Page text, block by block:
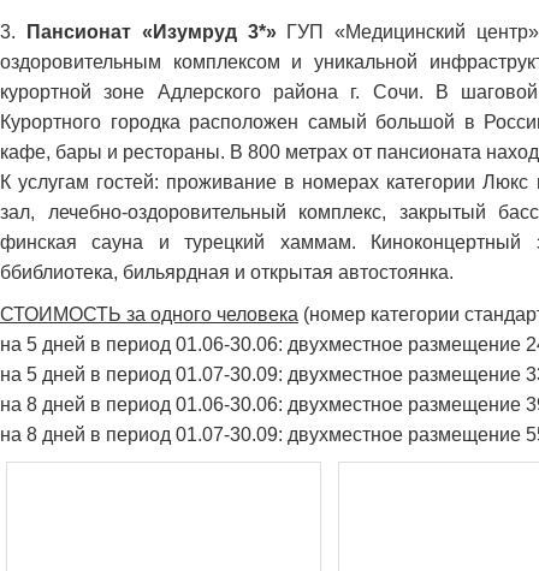
3. Пансионат «Изумруд 3*»ГУП «Медицинский
оздоровительным комплексом и уникальной
курортной зоне Адлерского района г. Сочи. В
Курортного городка расположен самый большой в
кафе, бары и рестораны. В 800 метрах от пансионата
К услугам гостей: проживание в номерах категории
зал, лечебно-оздоровительный комплекс, закрытый
финская сауна и турецкий хаммам. Киноконцертный
ббиблиотека, бильярдная и открытая автостоянка.
СТОИМОСТЬ за одного человека (номер категории
на 5 дней в период 01.06-30.06: двухместное размещение
на 5 дней в период 01.07-30.09: двухместное размещение
на 8 дней в период 01.06-30.06: двухместное размещение
на 8 дней в период 01.07-30.09: двухместное размещение